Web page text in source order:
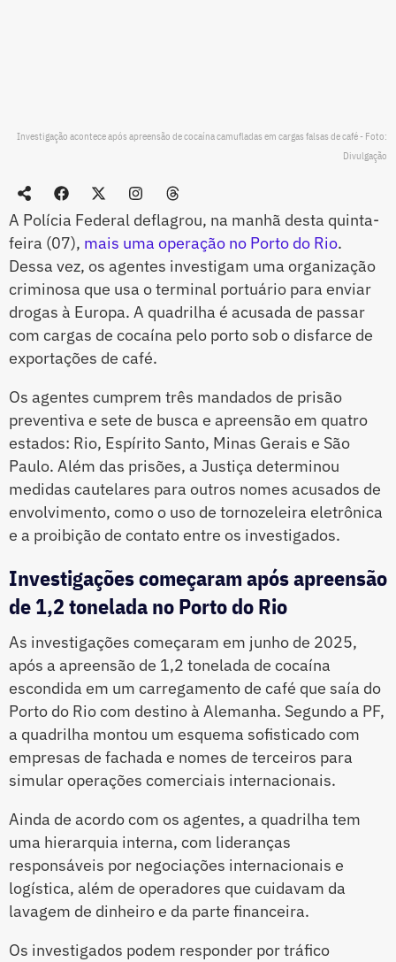
Investigação acontece após apreensão de cocaína camufladas em cargas falsas de café - Foto:
Divulgação
A Polícia Federal deflagrou, na manhã desta quinta-
feira (07), mais uma operação no Porto do Rio.
Dessa vez, os agentes investigam uma organização
criminosa que usa o terminal portuário para enviar
drogas à Europa. A quadrilha é acusada de passar
com cargas de cocaína pelo porto sob o disfarce de
exportações de café.
Os agentes cumprem três mandados de prisão
preventiva e sete de busca e apreensão em quatro
estados: Rio, Espírito Santo, Minas Gerais e São
Paulo. Além das prisões, a Justiça determinou
medidas cautelares para outros nomes acusados de
envolvimento, como o uso de tornozeleira eletrônica
e a proibição de contato entre os investigados.
Investigações começaram após apreensão
de 1,2 tonelada no Porto do Rio
As investigações começaram em junho de 2025,
após a apreensão de 1,2 tonelada de cocaína
escondida em um carregamento de café que saía do
Porto do Rio com destino à Alemanha. Segundo a PF,
a quadrilha montou um esquema sofisticado com
empresas de fachada e nomes de terceiros para
simular operações comerciais internacionais.
Ainda de acordo com os agentes, a quadrilha tem
uma hierarquia interna, com lideranças
responsáveis por negociações internacionais e
logística, além de operadores que cuidavam da
lavagem de dinheiro e da parte financeira.
Os investigados podem responder por tráfico